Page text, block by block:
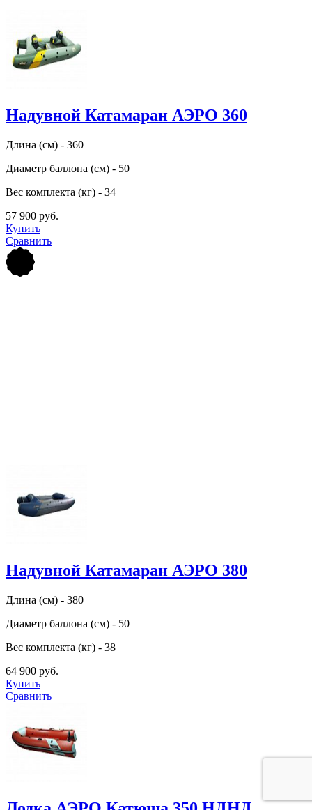
Надувной Катамаран АЭРО 360
Длина (см) - 360
Диаметр баллона (см) - 50
Вес комплекта (кг) - 34
57 900 руб.
Купить
Сравнить
Надувной Катамаран АЭРО 380
Длина (см) - 380
Диаметр баллона (см) - 50
Вес комплекта (кг) - 38
64 900 руб.
Купить
Сравнить